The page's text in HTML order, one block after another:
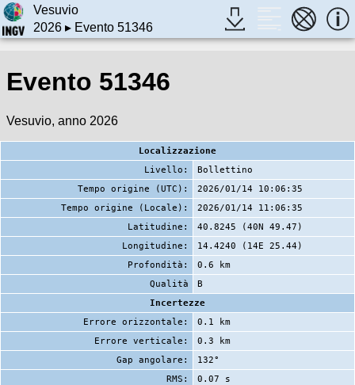
Vesuvio
2026▸ Evento 51346
Evento 51346
Vesuvio, anno 2026
Localizzazione
Livello:
Bollettino
Tempo origine (UTC):
2026/01/14 10:06:35
Tempo origine (Locale):
2026/01/14 11:06:35
Latitudine:
40.8245 (40N 49.47)
Longitudine:
14.4240 (14E 25.44)
Profondità:
0.6 km
Qualità
B
Incertezze
Errore orizzontale:
0.1 km
Errore verticale:
0.3 km
Gap angolare:
132°
RMS:
0.07 s